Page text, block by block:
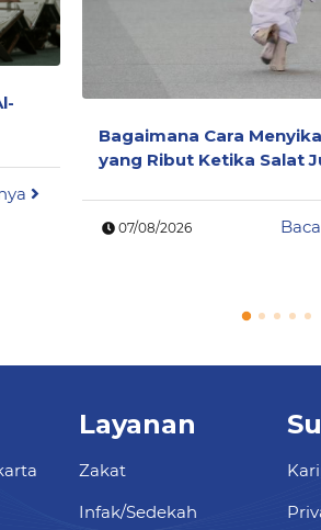
Bagaimana Cara
yang Ribut Ketika Salat
07/08/2026
Layanan
Zakat
Infak/Sedekah